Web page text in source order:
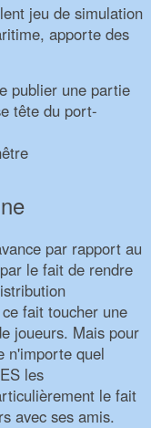
jeu de simulation
apporte des
publier une partie
tête du port-
par rapport au
le fait de rendre
fait toucher une
joueurs. Mais pour
n'importe quel
les
le fait
avec ses amis.